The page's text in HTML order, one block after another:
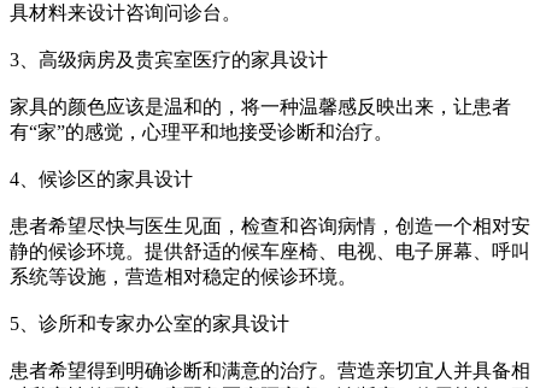
具材料来设计咨询问诊台。
3、高级病房及贵宾室医疗的家具设计
家具的颜色应该是温和的，将一种温馨感反映出来，让患者
有“家”的感觉，心理平和地接受诊断和治疗。
4、候诊区的家具设计
患者希望尽快与医生见面，检查和咨询病情，创造一个相对安
静的候诊环境。提供舒适的候车座椅、电视、电子屏幕、呼叫
系统等设施，营造相对稳定的候诊环境。
5、诊所和专家办公室的家具设计
患者希望得到明确诊断和满意的治疗。营造亲切宜人并具备相